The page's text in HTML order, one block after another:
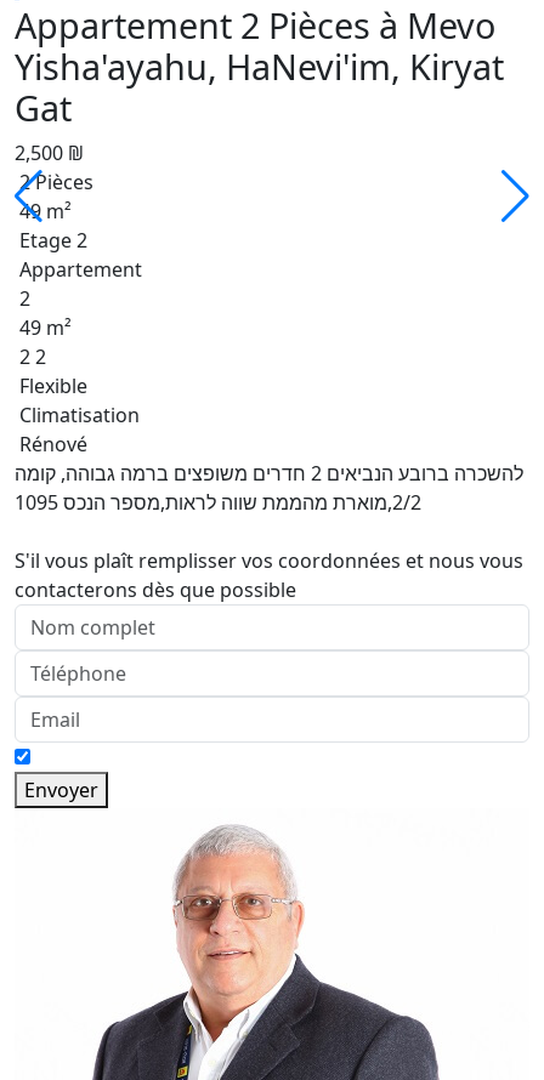
Appartement 2 Pièces à Mevo
Yisha'ayahu, HaNevi'im, Kiryat
Gat
2,500 ₪
2 Pièces
49 m²
Etage 2
Appartement
2
49 m²
2 2
Flexible
Climatisation
Rénové
להשכרה ברובע הנביאים 2 חדרים משופצים ברמה גבוהה, קומה
2/2,מוארת מהממת שווה לראות,מספר הנכס 1095
S'il vous plaît remplisser vos coordonnées et nous vous
contacterons dès que possible
Envoyer